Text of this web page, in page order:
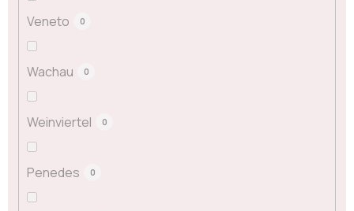
Veneto 0
Wachau 0
Weinviertel 0
Penedes 0